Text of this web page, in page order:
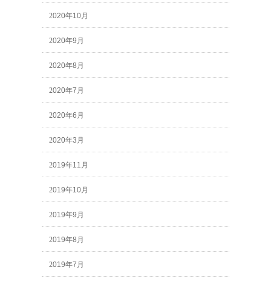
2020年10月
2020年9月
2020年8月
2020年7月
2020年6月
2020年3月
2019年11月
2019年10月
2019年9月
2019年8月
2019年7月